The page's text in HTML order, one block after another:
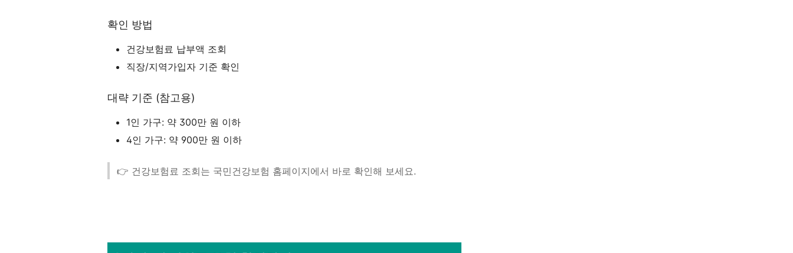
확인 방법
건강보험료 납부액 조회
직장/지역가입자 기준 확인
대략 기준 (참고용)
1인 가구: 약 300만 원 이하
4인 가구: 약 900만 원 이하
👉 건강보험료 조회는 국민건강보험 홈페이지에서 바로 확인해 보세요.